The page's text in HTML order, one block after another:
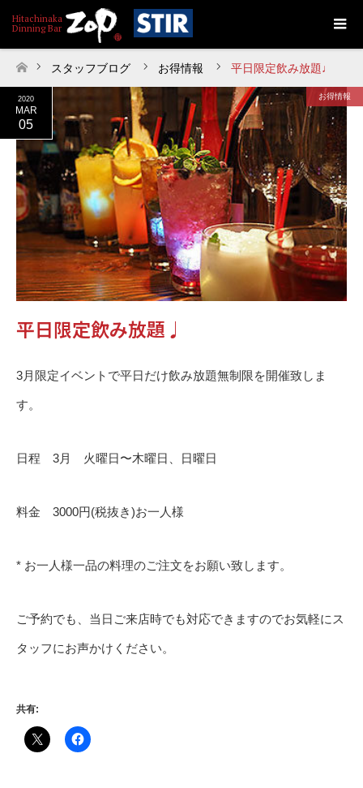
ホーム
スタッフブログ お得情報 平日限定飲み放題♩
2020
MAR
05
お得情報
平日限定飲み放題♩
3月限定イベントで平日だけ飲み放題無制限を開催致しま
す。
日程 3月 火曜日〜木曜日、日曜日
料金 3000円(税抜き)お一人様
* お一人様一品の料理のご注文をお願い致します。
ご予約でも、当日ご来店時でも対応できますのでお気軽にス
タッフにお声かけください。
共有: